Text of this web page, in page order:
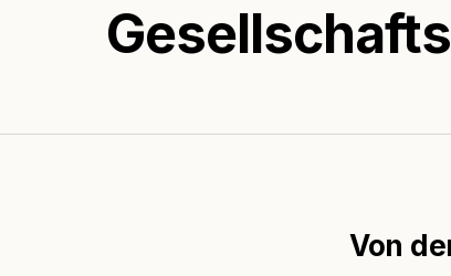
Von